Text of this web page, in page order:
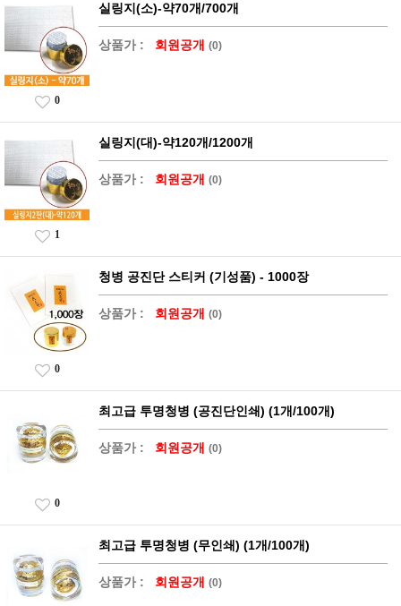
실링지(소)-약70개/700개
상품가 : 회원공개 (0)
0
실링지(대)-약120개/1200개
상품가 : 회원공개 (0)
1
청병 공진단 스티커 (기성품) - 1000장
상품가 : 회원공개 (0)
0
최고급 투명청병 (공진단인쇄) (1개/100개)
상품가 : 회원공개 (0)
0
최고급 투명청병 (무인쇄) (1개/100개)
상품가 : 회원공개 (0)